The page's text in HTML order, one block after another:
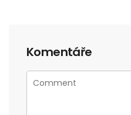
Komentáře